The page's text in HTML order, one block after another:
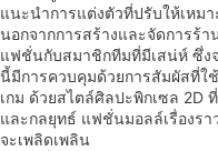
แนะนำการแต่งตัวที่ปรับให้เหม
นอกจากการสร้างและจัดการร้
แฟชั่นกับสมาชิกทีมที่มีเสน่ห์ ซึ่ง
นี้มีการควบคุมด้วยการสัมผัสที่ใ
เกม ด้วยสไตล์ศิลปะพิกเซล 2D
และกลยุทธ์ แฟชั่นมอลล์เรื่องร
จะเพลิดเพลิน